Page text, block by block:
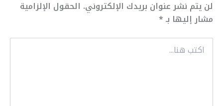
لن يتم نشر عنوان بريدك الإلكتروني. الحقول الإلزامية
مشار إليها بـ*
اكتب
هنا...